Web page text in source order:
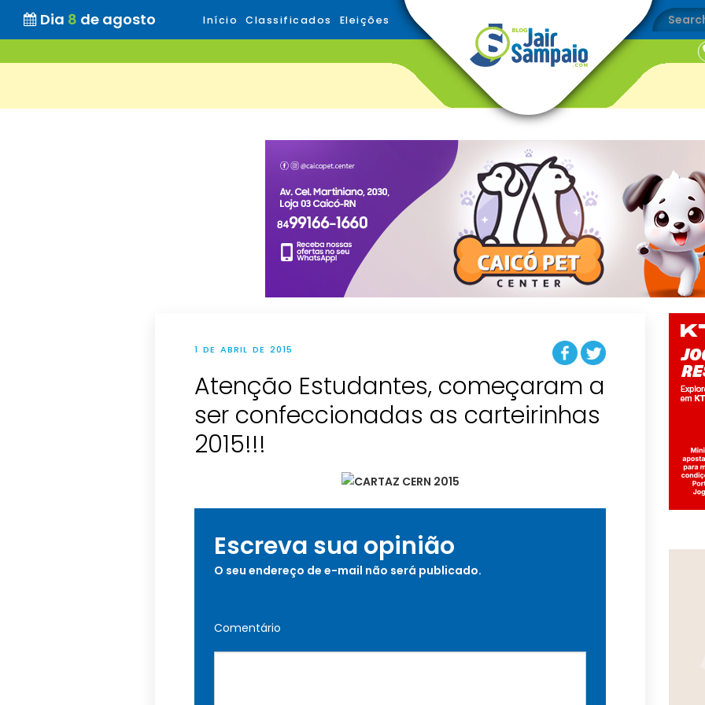
Dia 8 de agosto Início Classificados Eleições
1 DE ABRIL DE 2015
Atenção Estudantes, começaram a
ser confeccionadas as carteirinhas
2015!!!
Escreva sua opinião
O seu endereço de e-mail não será publicado.
Comentário